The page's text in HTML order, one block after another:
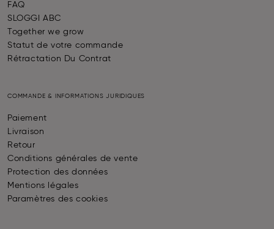
FAQ
SLOGGI ABC
Together we grow
Statut de votre commande
Rétractation Du Contrat
COMMANDE & INFORMATIONS JURIDIQUES
Paiement
Livraison
Retour
Conditions générales de vente
Protection des données
Mentions légales
Paramètres des cookies